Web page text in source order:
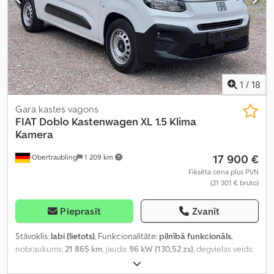
1 / 18
Obertraubling 1 209 km
Gara kastes vagons
FIAT Doblo Kastenwagen XL 1.5 Klima
Kamera
17 900 €
Fiksēta cena plus PVN
(21 301 € bruto)
Pieprasīt Zvanīt
Stāvoklis: labi (lietots), Funkcionalitāte: pilnībā funkcionāls,
nobraukums:21 865 km, jauda:96 kW (130,52 zs), degvielas veids:
, pārnesuma veids:mehānisks